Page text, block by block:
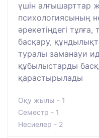
үшін алғышарттар
психологиясының
әрекетіндегі
басқару,
туралы заманауи
құбылыстарды
қарастырылады
Оқу жылы - 1
Семестр - 1
Несиелер - 2